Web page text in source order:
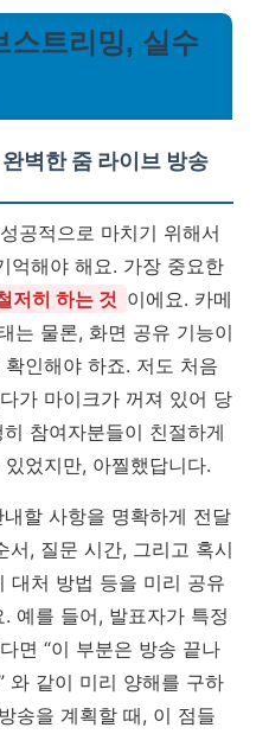
스트리밍, 실수
벽한 줌 라이브 방송
공적으로 마치기 위해서
억해야 해요. 가장 중요한
저히 하는 것 이에요. 카메
는 물론, 화면 공유 기능이
인해야 하죠. 저도 처음
가 마이크가 꺼져 있어 당
참여자분들이 친절하게
었지만, 아찔했답니다.
할 사항을 명확하게 전달
서, 질문 시간, 그리고 혹시
대처 방법 등을 미리 공유
예를 들어, 발표자가 특정
면 “이 부분은 방송 끝나
와 같이 미리 양해를 구하
송을 계획할 때, 이 점들